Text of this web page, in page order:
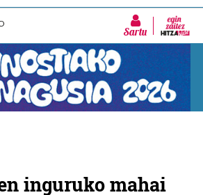
Sartu
inguruko mahai